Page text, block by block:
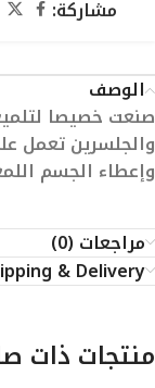
مشاركة:
الوصف
صنعت خصيصا
والجلسرين تعمل
وإعطاء الجسم
مراجعات (0)
& Delivery
منتجات ذات